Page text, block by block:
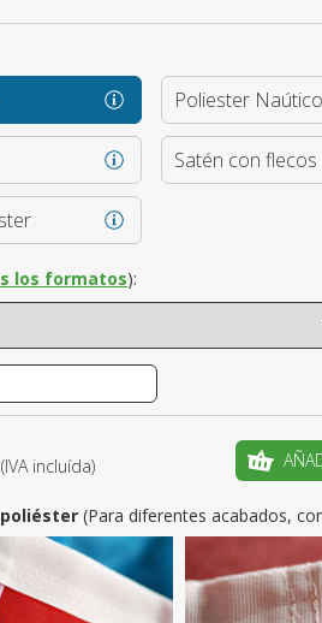
Acceder
¿Es
Poliester Naútico
Satén con
los formatos):
(IVA incluída)
(Para diferentes acabados,